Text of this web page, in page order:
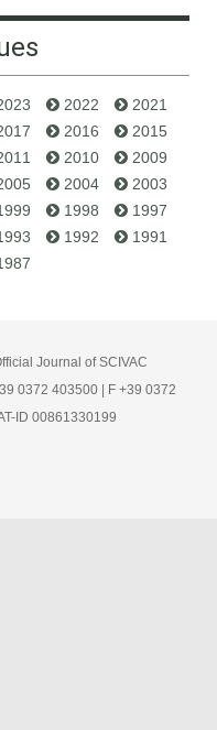
2022
2021
2016
2015
2010
2009
2004
2003
1998
1997
1992
1991
Journal of SCIVAC
0372 403500 | F +39 0372
ID 00861330199